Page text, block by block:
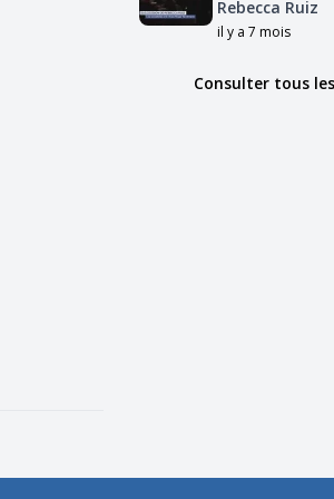
Rebecca Ruiz
il y a 7 mois
Consulter tous